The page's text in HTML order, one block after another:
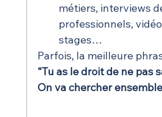
métiers, interviews
professionnels,
stages…
Parfois, la meilleure
“Tu as le droit de ne pas
On va chercher